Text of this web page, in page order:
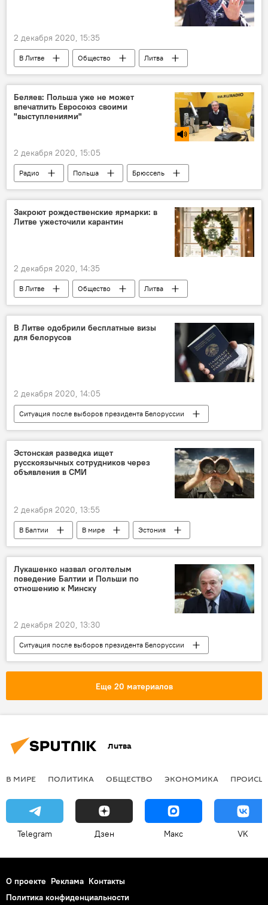
2 декабря 2020, 15:35
В Литве Общество
Литва
Сейм Литвы
Пятрас Гражулис
Беляев: Польша уже не может
впечатлить Евросоюз своими
"выступлениями"
2 декабря 2020, 15:05
Радио Польша Брюссель
Закроют рождественские ярмарки: в
Литве ужесточили карантин
2 декабря 2020, 14:35
В Литве Общество
Литва
коронавирус
Рождество
Вспышка нового коронавируса в разных странах
В Литве одобрили бесплатные визы
для белорусов
2 декабря 2020, 14:05
Ситуация после выборов президента Белоруссии
В Литве
Общество
Литва
Белоруссия
Визы
Эстонская разведка ищет
русскоязычных сотрудников через
объявления в СМИ
2 декабря 2020, 13:55
В Балтии В мире
Эстония
разведка
Лукашенко назвал оголтелым
поведение Балтии и Польши по
отношению к Минску
2 декабря 2020, 13:30
Ситуация после выборов президента Белоруссии
В мире
Белоруссия
Польша
Еще 20 материалов
Литва
В МИРЕ ПОЛИТИКА ОБЩЕСТВО ЭКОНОМИКА
Telegram Дзен Макс VK
О проекте Реклама Контакты
Политика конфиденциальности